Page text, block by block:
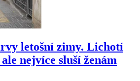
letošní zimy. Lichotí
nejvíce sluší ženám